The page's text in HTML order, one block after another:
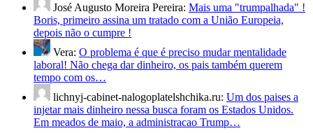
José Augusto Moreira Pereira: Mais uma "trumpalhada" !
Boris, primeiro assina um tratado com a União Europeia,
depois não o cumpre !
Vera: O problema é que é preciso mudar mentalidade
laboral! Não chega dar dinheiro, os pais também querem
tempo com os…
lichnyj-cabinet-nalogoplatelshchika.ru: Um dos paises a
injetar mais dinheiro nessa busca foram os Estados Unidos.
Em meados de maio, a administracao Trump…